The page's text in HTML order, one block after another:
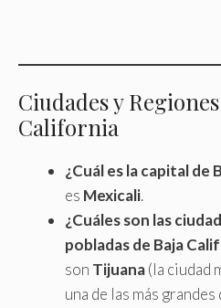
Ciudades y
California
¿Cuál es la capital de
es Mexicali.
¿Cuáles son las
pobladas de Baja
son Tijuana(la ciudad
una de las más